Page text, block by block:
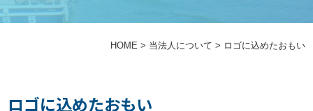
よくある質問
HOME > 当法人について > ロゴに込めたおもい
ロゴに込めたおもい